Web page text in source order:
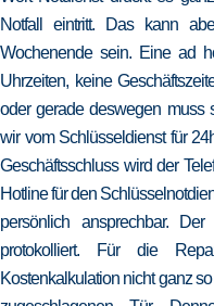
Notfall eintritt. Das kann
Wochenende sein. Eine ad
Uhrzeiten, keine
oder gerade deswegen muss
wir vom Schlüsseldienst für
Geschäftsschluss wird der
Hotline für den
persönlich ansprechbar.
protokolliert. Für die
Kostenkalkulation nicht ganz